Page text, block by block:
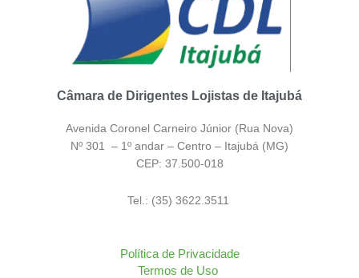
Câmara de Dirigentes Lojistas de Itajubá
Avenida Coronel Carneiro Júnior (Rua Nova)
Nº 301 – 1º andar – Centro – Itajubá (MG)
CEP: 37.500-018
Tel.: (35) 3622.3511
Política de Privacidade
Termos de Uso